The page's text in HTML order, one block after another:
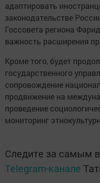
адаптировать
законодательстве
Госсовета региона
важность расширения
Кроме того, будет
государственного
сопровождение
продвижение на
проведение
мониторинг
Следите за самым
Telegram-канале